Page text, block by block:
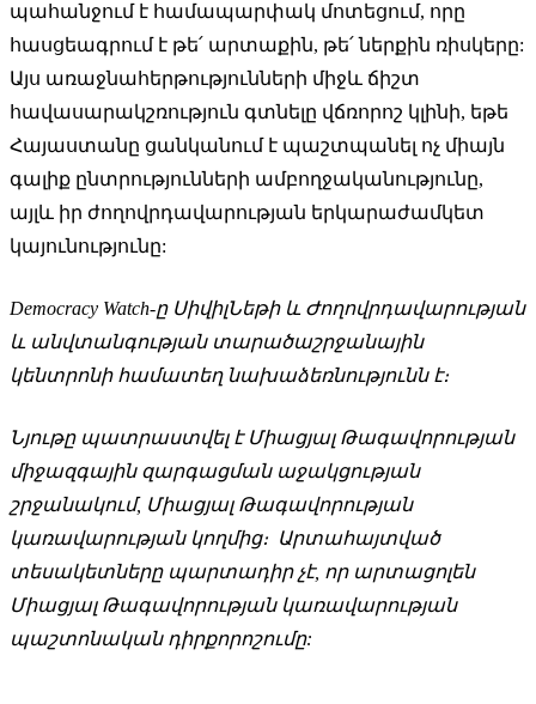
պահանջում է համապարփակ մոտեցում, որը
հասցեագրում է թե՛ արտաքին, թե՛ ներքին ռիսկերը:
Այս առաջնահերթությունների միջև ճիշտ
հավասարակշռություն գտնելը վճռորոշ կլինի, եթե
Հայաստանը ցանկանում է պաշտպանել ոչ միայն
գալիք ընտրությունների ամբողջականությունը,
այլև իր ժողովրդավարության երկարաժամկետ
կայունությունը:
Democracy Watch-ը ՍիվիլՆեթի և Ժողովրդավարության
և անվտանգության տարածաշրջանային
կենտրոնի համատեղ նախաձեռնությունն է։
Նյութը պատրաստվել է Միացյալ Թագավորության
միջազգային զարգացման աջակցության
շրջանակում, Միացյալ Թագավորության
կառավարության կողմից։ Արտահայտված
տեսակետները պարտադիր չէ, որ արտացոլեն
Միացյալ Թագավորության կառավարության
պաշտոնական դիրքորոշումը: